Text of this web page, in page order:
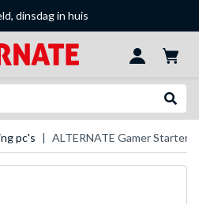
dinsdag in huis
pc's ALTERNATE Gamer Starter